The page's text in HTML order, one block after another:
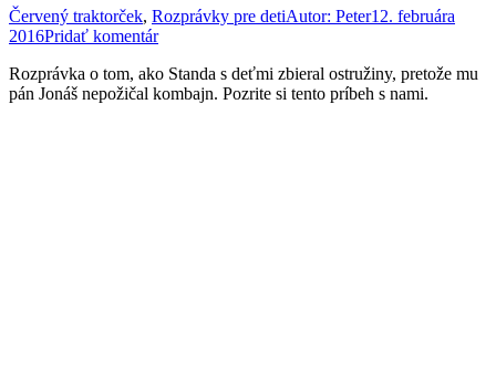
Červený traktorček, Rozprávky pre detiAutor: Peter12. februára
2016Pridať komentár
Rozprávka o tom, ako Standa s deťmi zbieral ostružiny, pretože mu
pán Jonáš nepožičal kombajn. Pozrite si tento príbeh s nami.